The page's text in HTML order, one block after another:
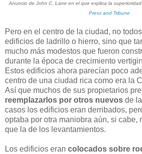
Anuncio de John C. Lane en el que explica la
Press and Tribune
Pero en el centro de la ciudad, no
edificios de ladrillo o hierro, sino que
mucho más modestos que fueron
durante la época de crecimiento
Estos edificios ahora parecían poco
centro de una ciudad rica como era la
Así que muchos de sus propietarios
reemplazarlos por otros nuevos de
casos los edificios eran derribados,
optaba por otra maniobra aún, si cabe,
que la de los levantamientos.
Los edificios eran colocados sobre